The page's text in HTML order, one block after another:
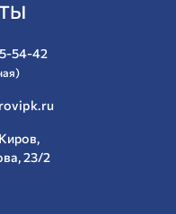
54-42
23/2